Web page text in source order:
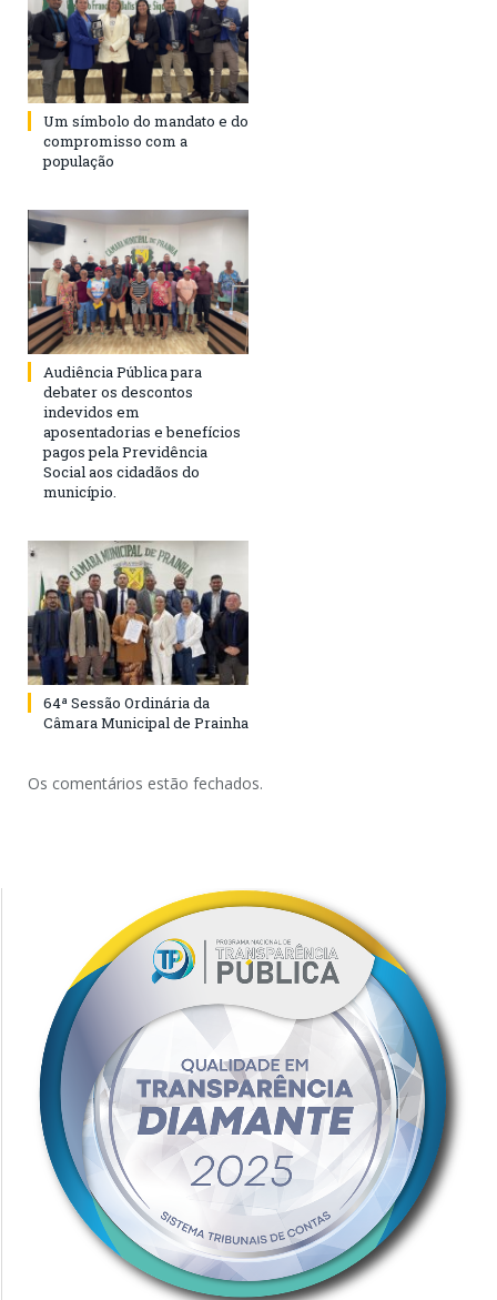
Um símbolo do mandato e do
compromisso com a
população
Audiência Pública para
debater os descontos
indevidos em
aposentadorias e benefícios
pagos pela Previdência
Social aos cidadãos do
município.
64ª Sessão Ordinária da
Câmara Municipal de Prainha
Os comentários estão fechados.